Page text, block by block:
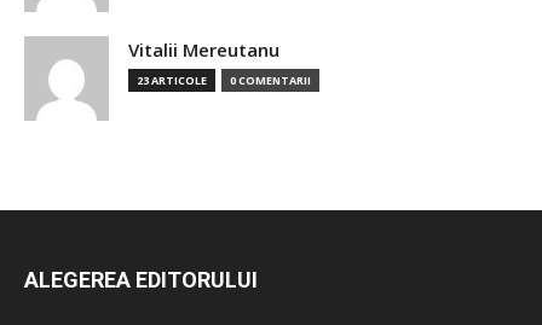
Vitalii Mereutanu
23 ARTICOLE 0 COMENTARII
ALEGEREA EDITORULUI